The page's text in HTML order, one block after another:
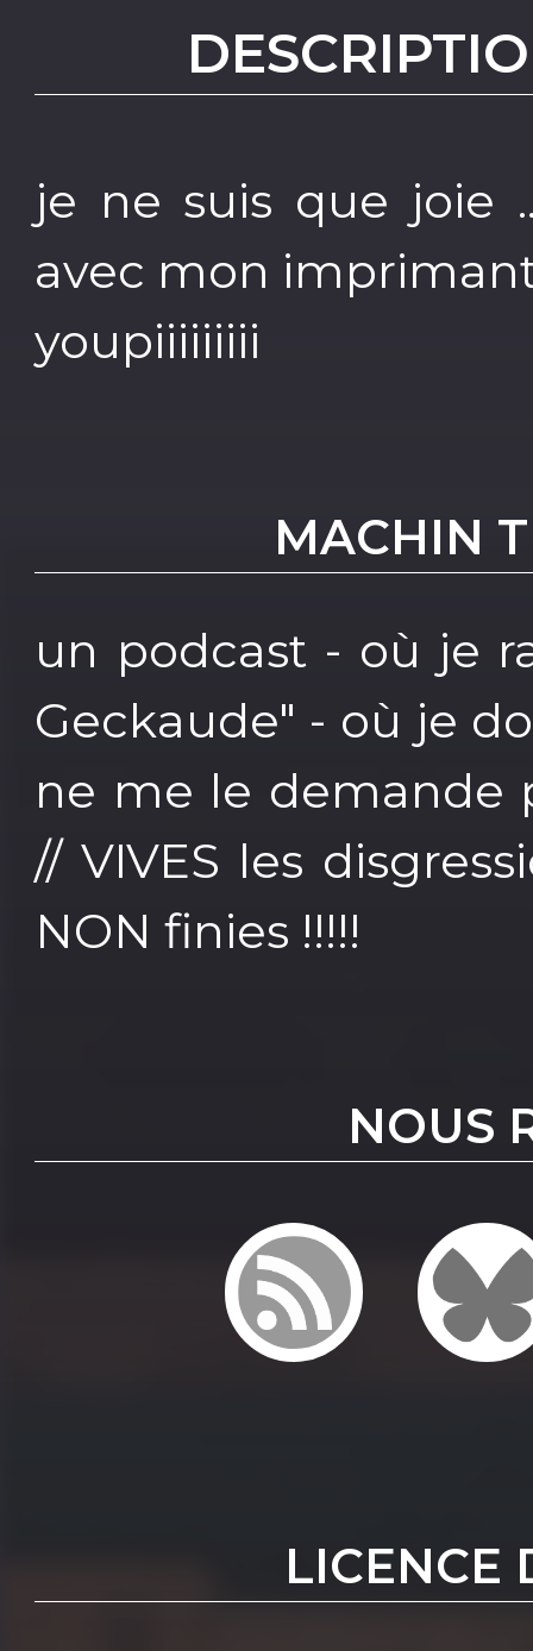
je ne suis que joie
avec mon
youpiiiiiiiii
MACHIN
un podcast - où je
Geckaude" - où je
ne me le demande
// VIVES les
NON finies !!!!!
NOUS
LICENCE